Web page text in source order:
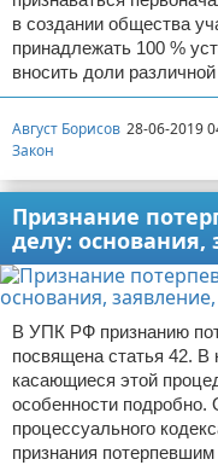
в создании общества
принадлежать 100 %
вносить доли различной
Август Борисов 28-06-2019
Закон
Признание
делу: основания,
В УПК РФ признанию
посвящена статья 42.
касающиеся этой
особенности подробно.
процессуального
признания